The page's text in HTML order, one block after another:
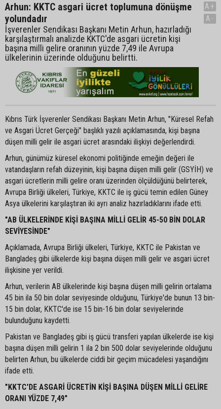
Arhun: KKTC asgari ücret toplumuna dönüşme
yolundadır
İşverenler Sendikası Başkanı Metin Arhun, hazırladığı
karşılaştırmalı analizde KKTC'de asgari ücretin kişi
başına milli gelire oranının yüzde 7,49 ile Avrupa
ülkelerinin üzerinde olduğunu belirtti.
A+
A-
Kıbrıs Türk İşverenler Sendikası Başkanı Metin Arhun, "Küresel Refah
ve Asgari Ücret Gerçeği" başlıklı yazılı açıklamasında, kişi başına
düşen milli gelir ile asgari ücret arasındaki ilişkiyi değerlendirdi.
Arhun, günümüz küresel ekonomi politiğinde emeğin değeri ile
vatandaşların refah düzeyinin, kişi başına düşen milli gelir (GSYİH) ve
asgari ücretlerin milli gelire oranı üzerinden ölçüldüğünü belirterek,
Avrupa Birliği ülkeleri, Türkiye, KKTC ile iş gücü temin edilen Güney
Asya ülkelerini karşılaştıran iki ayrı analiz hazırladıklarını ifade etti.
"AB ÜLKELERİNDE KİŞİ BAŞINA MİLLİ GELİR 45-50 BİN DOLAR
SEVİYESİNDE"
Açıklamada, Avrupa Birliği ülkeleri, Türkiye, KKTC ile Pakistan ve
Bangladeş gibi ülkelerde kişi başına düşen milli gelir ve asgari ücret
ilişkisine yer verildi.
Arhun, verilerin AB ülkelerinde kişi başına düşen milli gelirin ortalama
45 bin ila 50 bin dolar seviyesinde olduğunu, Türkiye'de bunun 13 bin-
15 bin dolar, KKTC'de ise 15 bin-16 bin dolar seviyelerinde
bulunduğunu kaydetti.
Pakistan ve Bangladeş gibi iş gücü transferi yapılan ülkelerde ise kişi
başına düşen milli gelirin 1 ila 2 bin 500 dolar seviyelerinde olduğunu
belirten Arhun, bu ülkelerde ciddi bir geçim mücadelesi yaşandığını
ifade etti.
"KKTC'DE ASGARİ ÜCRETİN KİŞİ BAŞINA DÜŞEN MİLLİ GELİRE
ORANI YÜZDE 7,49"